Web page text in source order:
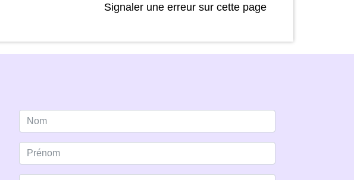
Signaler une erreur sur cette page